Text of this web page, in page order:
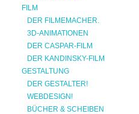
FILM
DER FILMEMACHER.
3D-ANIMATIONEN
DER CASPAR-FILM
DER KANDINSKY-FILM
GESTALTUNG
DER GESTALTER!
WEBDESIGN!
BÜCHER & SCHEIBEN